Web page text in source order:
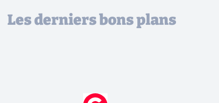
Les derniers bons plans